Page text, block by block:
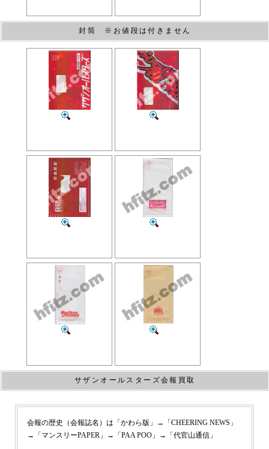
封筒 ※お値段は付きません
サザンオールスターズ会報買取
会報の歴史（会報誌名）は「かわら版」→「CHEERING NEWS」
→「マンスリーPAPER」→「PAA POO」→「代官山通信」